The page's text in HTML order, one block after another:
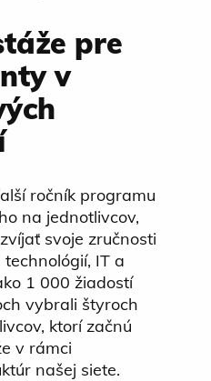
pre
v
ročník programu
na jednotlivcov,
svoje zručnosti
IT a
1 000 žiadostí
vybrali štyroch
ktorí začnú
v rámci
našej siete.